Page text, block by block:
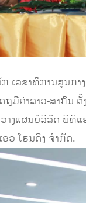
ລຂາທິການສູນກ
ມີຄ່າລາວ-ສາກົນ
ງແຜນບໍລິສັດ ພີທີ
ວ ໂຮນດິງ ຈໍາກັດ.